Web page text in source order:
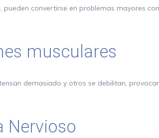
convertirse en problemas mayores
musculares
demasiado y otros se debilitan,
Nervioso